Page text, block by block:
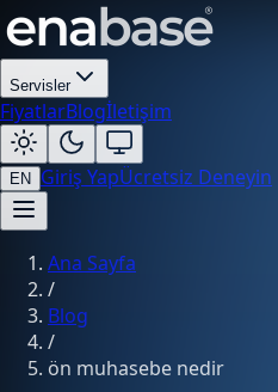
Servisler
FiyatlarBlogİletişim
EN Giriş YapÜcretsiz Deneyin
Ana Sayfa
/
Blog
/
ön muhasebe nedir